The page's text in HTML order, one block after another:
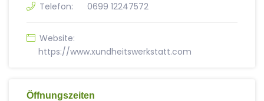
Telefon: 0699 12247572
Website:
https://www.xundheitswerkstatt.com
Öffnungszeiten